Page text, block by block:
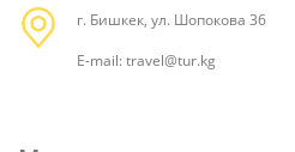
г. Бишкек, ул. Шопокова 36
E-mail: travel@tur.kg